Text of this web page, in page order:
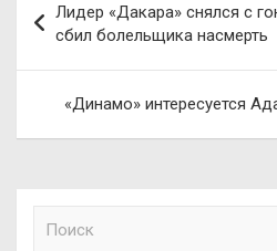
по
записям
Лидер «Дакара» снялся с
сбил болельщика насмерть
«Динамо» интересуется